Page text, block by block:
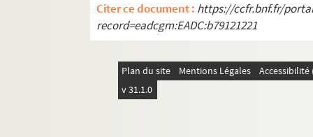
5842 ; 5843 ; 5528 ; 5844. Valéry, Paul
5850 ; 5851 ; 5846 ; 5748 ; 5852 ; 5853 ;
5855 ; 5856. Weber, Louis
5534. Weil, Simone
Citer ce document : https://ccfr.bnf.fr/
record=eadcgm:EADC:b79121221
Plan du site Mentions Légales
v 31.1.0